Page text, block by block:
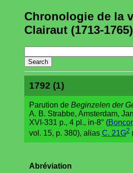
Chronologie de la
Clairaut (1713-1765)
1792 (1)
Parution de Beginzelen der
A. B. Strabbe, Amsterdam,
XVI-331 p., 4 pl., in-8° (
vol. 15, p. 380), alias C. 21G2
Abréviation